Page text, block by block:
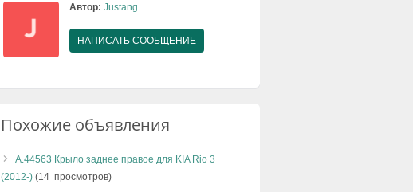
Автор: Justang
НАПИСАТЬ СООБЩЕНИЕ
Похожие объявления
А.44563 Крыло заднее правое для KIA Rio 3
(2012-) (14 просмотров)